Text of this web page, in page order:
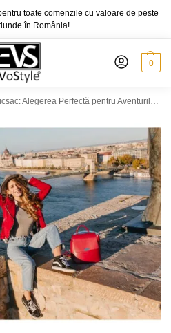
toate comenzile cu valoare de peste
în România!
0
Alegerea Perfectă pentru Aventurile Tale Estivale